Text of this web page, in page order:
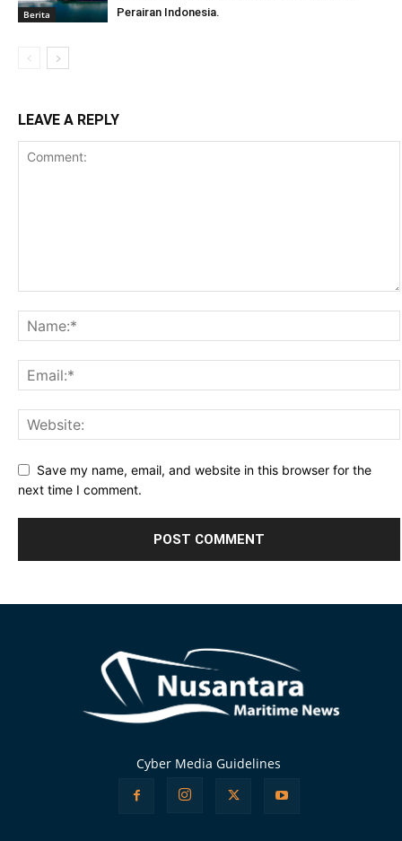
Berita
Perairan Indonesia.
LEAVE A REPLY
Save my name, email, and website in this browser for the
next time I comment.
Cyber Media Guidelines